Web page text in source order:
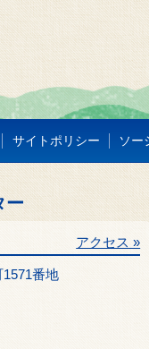
サイトポリシー ソー
ー
番地
アクセス »